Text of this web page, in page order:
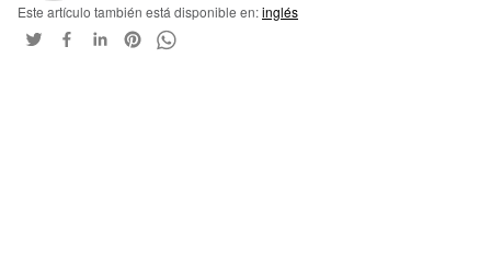
Este artículo también está disponible en:inglés